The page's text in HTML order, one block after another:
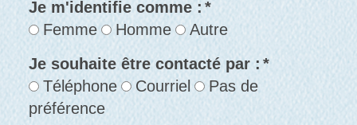
Je m'identifie comme : *
Femme
Homme
Autre
Je souhaite être contacté par : *
Téléphone
Courriel
Pas de
préférence